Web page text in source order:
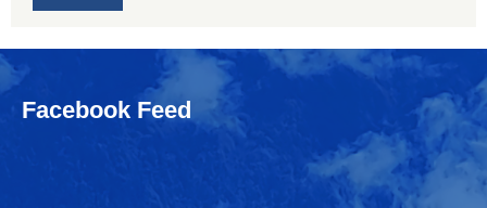
Facebook Feed